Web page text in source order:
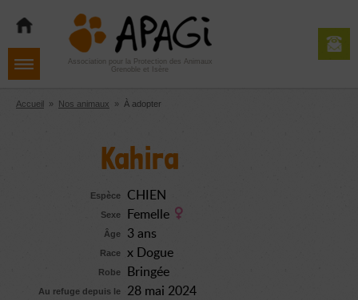
navigation
contenu
Aller
pied
de
Association pour la Protection des Animaux
Grenoble et Isère
Accueil » Nos animaux » À adopter
Kahira
Espèce CHIEN
Sexe Femelle
Âge 3 ans
Race x Dogue
Robe Bringée
Au refuge depuis le 28 mai 2024